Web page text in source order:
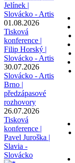
Jelínek |
Slovácko - Artis
01.08.2026
Tisková
konference |
Filip Horský |
Slovácko - Artis
30.07.2026
Slovácko - Artis
Brno |
předzápasové
rozhovory
26.07.2026
Tisková
konference |
Pavel Juroška |
Slavia -
Slovácko